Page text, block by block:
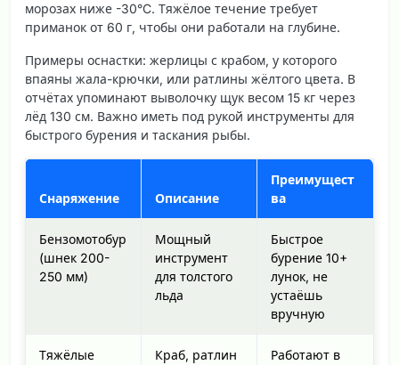
морозах ниже -30°C. Тяжёлое течение требует
приманок от 60 г, чтобы они работали на глубине.
Примеры оснастки: жерлицы с крабом, у которого
впаяны жала-крючки, или ратлины жёлтого цвета. В
отчётах упоминают выволочку щук весом 15 кг через
лёд 130 см. Важно иметь под рукой инструменты для
быстрого бурения и таскания рыбы.
Снаряжение Описание
Преимущест
ва
Бензомотобур
(шнек 200-
250 мм)
Мощный
инструмент
для толстого
льда
Быстрое
бурение 10+
лунок, не
устаёшь
вручную
Тяжёлые
Краб, ратлин
Работают в